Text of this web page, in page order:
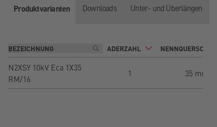
Produktvarianten Downloads Unter- und Überlängen
ADERZAHL
N2XSY 10kV Eca 1X35
RM/16
1 35 mm²